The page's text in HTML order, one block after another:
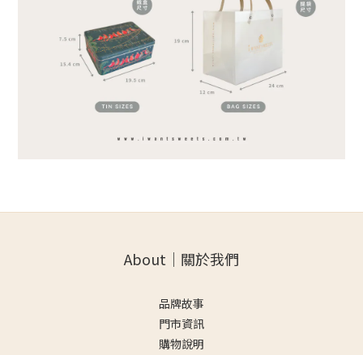
About｜關於我們
品牌故事
門市資訊
購物說明